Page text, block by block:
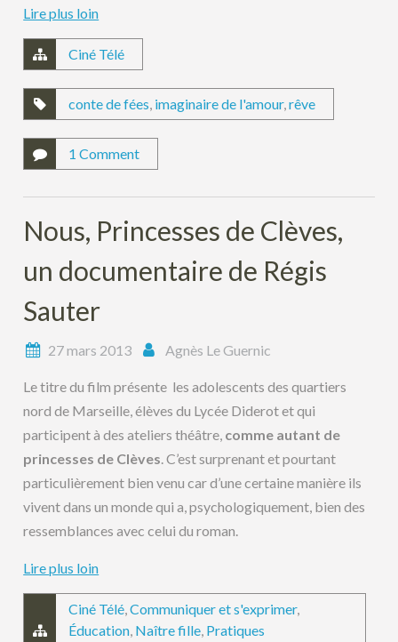
Lire plus loin
Ciné Télé
conte de fées, imaginaire de l'amour,rêve
1 Comment
Nous, Princesses de Clèves,
un documentaire de Régis
Sauter
27 mars 2013 Agnès Le Guernic
Le titre du film présente les adolescents des quartiers
nord de Marseille, élèves du Lycée Diderot et qui
participent à des ateliers théâtre, comme autant de
princesses de Clèves. C’est surprenant et pourtant
particulièrement bien venu car d’une certaine manière ils
vivent dans un monde qui a, psychologiquement, bien des
ressemblances avec celui du roman.
Lire plus loin
Ciné Télé,Communiquer et s'exprimer,
Éducation, Naître fille, Pratiques